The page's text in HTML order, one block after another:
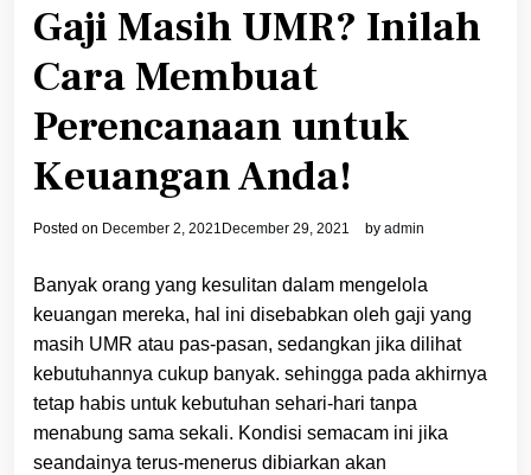
Gaji Masih UMR? Inilah
Cara Membuat
Perencanaan untuk
Keuangan Anda!
Posted on December 2, 2021 December 29, 2021 by admin
Banyak orang yang kesulitan dalam mengelola
keuangan mereka, hal ini disebabkan oleh gaji yang
masih UMR atau pas-pasan, sedangkan jika dilihat
kebutuhannya cukup banyak. sehingga pada akhirnya
tetap habis untuk kebutuhan sehari-hari tanpa
menabung sama sekali. Kondisi semacam ini jika
seandainya terus-menerus dibiarkan akan